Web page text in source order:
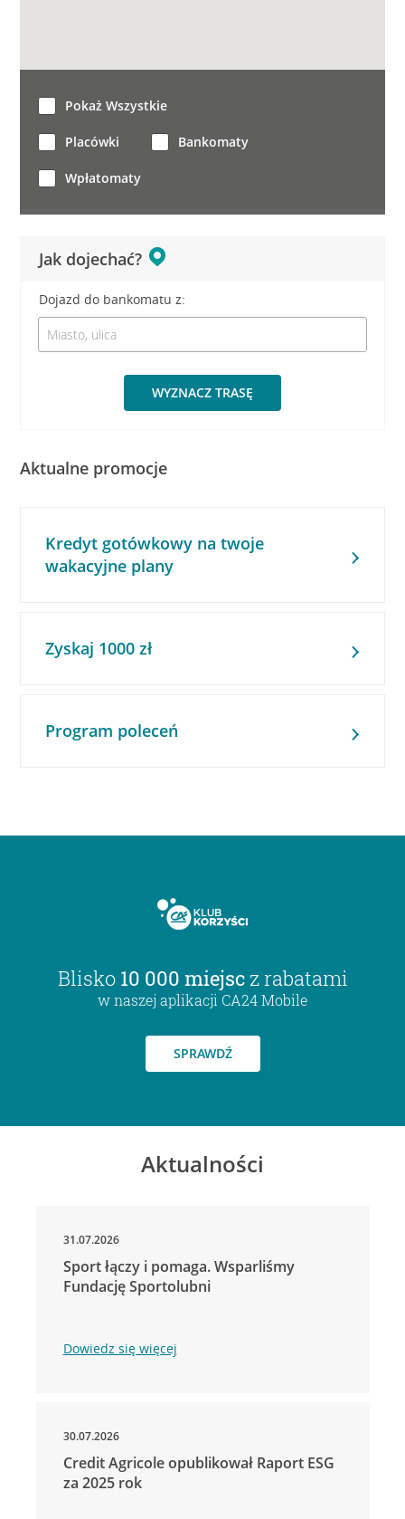
Jak dojechać?
Dojazd do bankomatu z:
WYZNACZ TRASĘ
Pokaż Wszystkie
Placówki Bankomaty
Wpłatomaty
Aktualne promocje
Kredyt gotówkowy na twoje
wakacyjne plany
Zyskaj 1000 zł
Program poleceń
Blisko 10 000 miejsc z rabatami
w naszej aplikacji CA24 Mobile
SPRAWDŹ
Aktualności
31.07.2026
Sport łączy i pomaga. Wsparliśmy
Fundację Sportolubni
Dowiedz się więcej
30.07.2026
Credit Agricole opublikował Raport ESG
za 2025 rok